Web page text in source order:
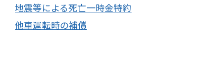
地震等による死亡一時金特約
他車運転時の補償